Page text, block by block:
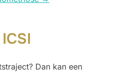
Dan kan een